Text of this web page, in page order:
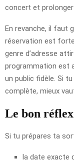
concert et
En revanche, il faut
réservation est
genre d’adresse
programmation est
un public fidèle. Si
complète, mieux
Le bon
Si tu prépares ta
la date exacte